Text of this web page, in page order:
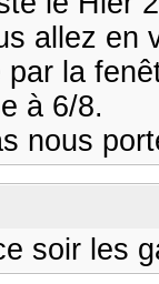
allez en
par la
à 6/8.
nous
soir les